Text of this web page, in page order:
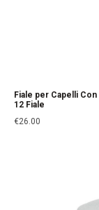
Fiale per Capelli
12 Fiale
€26.00